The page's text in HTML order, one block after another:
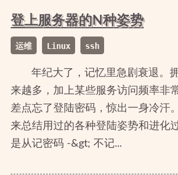
登上服务器的N种姿势
运维 Linux ssh
年纪大了，记忆里急剧衰退。
来越多，加上某些服务访问频率非
差点忘了登陆密码，惊出一身冷汗
来总结用过的各种登陆姿势和进化
是从记密码 -&gt; 不记...